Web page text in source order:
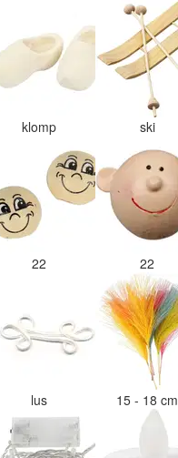
klomp ski
22 22
lus 15 - 18 cm